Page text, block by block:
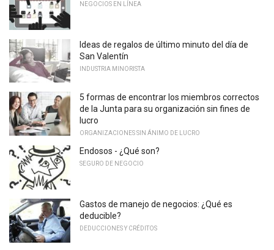
NEGOCIOS EN LÍNEA
Ideas de regalos de último minuto del día de
San Valentín
INDUSTRIA MINORISTA
5 formas de encontrar los miembros correctos
de la Junta para su organización sin fines de
lucro
ORGANIZACIONES SIN ÁNIMO DE LUCRO
Endosos - ¿Qué son?
SEGURO DE NEGOCIO
Gastos de manejo de negocios: ¿Qué es
deducible?
DEDUCCIONES Y CRÉDITOS